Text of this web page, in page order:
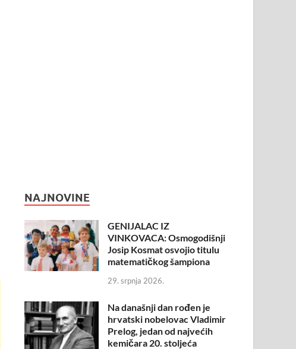
NAJNOVINE
GENIJALAC IZ
VINKOVACA: Osmogodišnji
Josip Kosmat osvojio titulu
matematičkog šampiona
29. srpnja 2026.
Na današnji dan rođen je
hrvatski nobelovac Vladimir
Prelog, jedan od najvećih
kemičara 20. stoljeća